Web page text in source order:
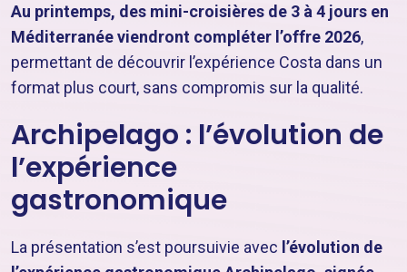
Au printemps, des mini-croisières de 3 à 4 jours en
Méditerranée viendront compléter l’offre 2026,
permettant de découvrir l’expérience Costa dans un
format plus court, sans compromis sur la qualité.
Archipelago : l’évolution de
l’expérience
gastronomique
La présentation s’est poursuivie avec l’évolution de